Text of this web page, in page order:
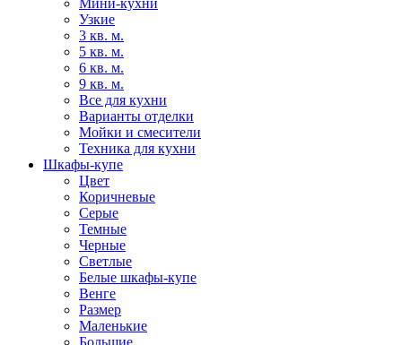
Мини-кухни
Узкие
3 кв. м.
5 кв. м.
6 кв. м.
9 кв. м.
Все для кухни
Варианты отделки
Мойки и смесители
Техника для кухни
Шкафы-купе
Цвет
Коричневые
Серые
Темные
Черные
Светлые
Белые шкафы-купе
Венге
Размер
Маленькие
Большие